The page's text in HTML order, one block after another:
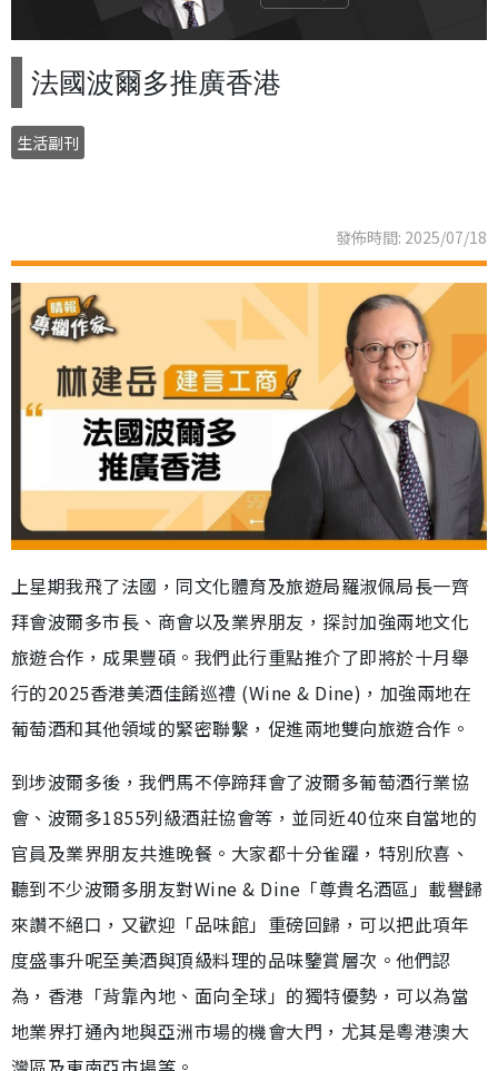
法國波爾多推廣香港
生活副刊
發佈時間: 2025/07/18
上星期我飛了法國，同文化體育及旅遊局羅淑佩局長一齊
拜會波爾多市長、商會以及業界朋友，探討加強兩地文化
旅遊合作，成果豐碩。我們此行重點推介了即將於十月舉
行的2025香港美酒佳餚巡禮 (Wine & Dine)，加強兩地在
葡萄酒和其他領域的緊密聯繫，促進兩地雙向旅遊合作。
到埗波爾多後，我們馬不停蹄拜會了波爾多葡萄酒行業協
會、波爾多1855列級酒莊協會等，並同近40位來自當地的
官員及業界朋友共進晚餐。大家都十分雀躍，特別欣喜、
聽到不少波爾多朋友對Wine & Dine「尊貴名酒區」載譽歸
來讚不絕口，又歡迎「品味館」重磅回歸，可以把此項年
度盛事升呢至美酒與頂級料理的品味鑒賞層次。他們認
為，香港「背靠內地、面向全球」的獨特優勢，可以為當
地業界打通內地與亞洲市場的機會大門，尤其是粵港澳大